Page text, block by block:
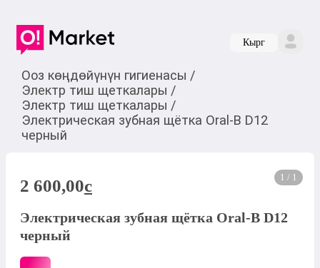
Кырг
Ооз көңдөйүнүн гигиенасы /
Электр тиш щеткалары /
Электр тиш щеткалары /
Электрическая зубная щётка Oral-B D12
черный
1 / 1
2 600,00c
Электрическая зубная щётка Oral-B D12
черный